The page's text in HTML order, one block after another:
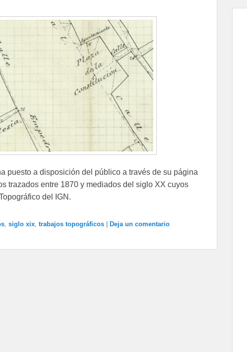
puesto a disposición del público a través de su página
trazados entre 1870 y mediados del siglo XX cuyos
del IGN.
siglo xix trabajos topográficos Deja un comentario